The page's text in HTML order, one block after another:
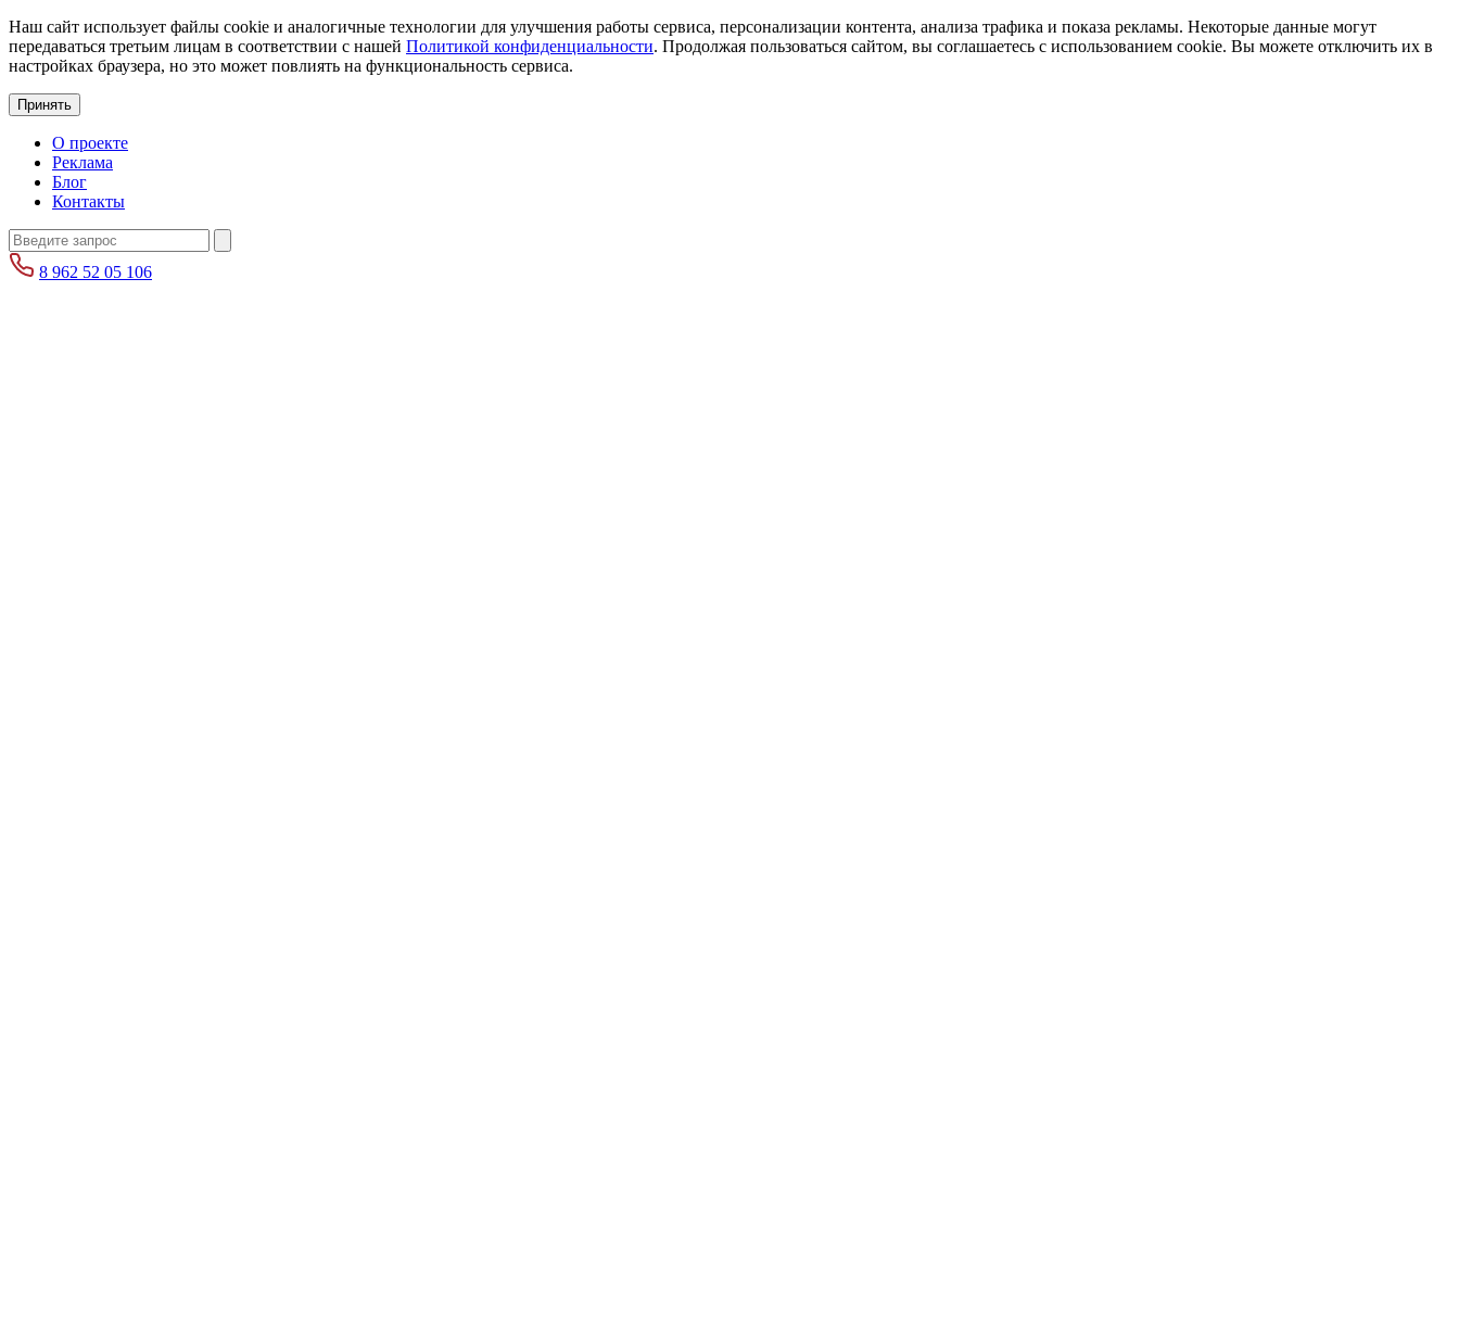
Наш сайт использует файлы cookie и аналогичные технологии для улучшения работы сервиса, персонализации контента, анализа трафика и показа рекламы. Некоторые данные могут
передаваться третьим лицам в соответствии с нашей Политикой конфиденциальности. Продолжая пользоваться сайтом, вы соглашаетесь с использованием cookie. Вы можете отключить их в
настройках браузера, но это может повлиять на функциональность сервиса.
Принять
О проекте
Реклама
Блог
Контакты
8 962 52 05 106